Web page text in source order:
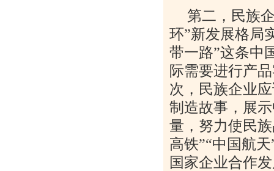
第二，民族
环”新发展格局
带一路”这条中
际需要进行产
次，民族企业
制造故事，展
量，努力使民
高铁”“中国航
国家企业合作